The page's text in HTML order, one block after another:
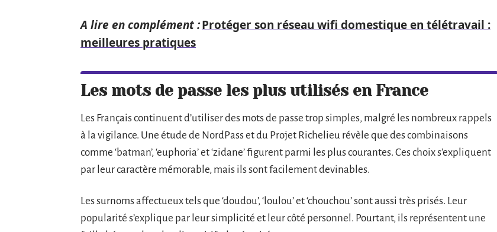
A lire en complément :Protéger son réseau wifi domestique en télétravail :
meilleures pratiques
Les mots de passe les plus utilisés en France
Les Français continuent d’utiliser des mots de passe trop simples, malgré les nombreux rappels
à la vigilance. Une étude de NordPass et du Projet Richelieu révèle que des combinaisons
comme ‘batman’, ‘euphoria’ et ‘zidane’ figurent parmi les plus courantes. Ces choix s’expliquent
par leur caractère mémorable, mais ils sont facilement devinables.
Les surnoms affectueux tels que ‘doudou’, ‘loulou’ et ‘chouchou’ sont aussi très prisés. Leur
popularité s’explique par leur simplicité et leur côté personnel. Pourtant, ils représentent une